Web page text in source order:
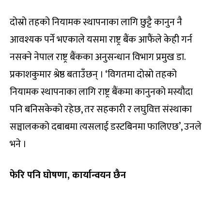
दोस्रो तहको नियामक स्थापनाका लागि छुट्टै कानुन नै
आवश्यक पर्ने भएकाले यसमा राष्ट्र बैंक आफैंले केही गर्न
नसक्ने नेपाल राष्ट्र बैंकका अनुसन्धान विभाग प्रमुख डा.
प्रकाशकुमार श्रेष्ठ बताउँछन् । ‘विगतमा दोस्रो तहको
नियामक स्थापनाका लागि राष्ट्र बैंकमा कानुनको मस्यौदा
पनि बनिसकेको रहेछ, तर सहकारी र लघुवित्त संस्थाका
सञ्चालकको दबाबमा त्यसलाई डस्टबिनमा फालिएछ’, उनले
भने ।
फेरि पनि घोषणा, कार्यान्वयन छैन